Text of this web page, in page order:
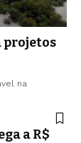
projetos
na
a R$